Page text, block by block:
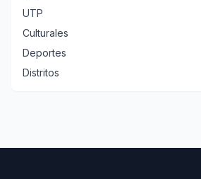
UTP
Culturales
Deportes
Distritos